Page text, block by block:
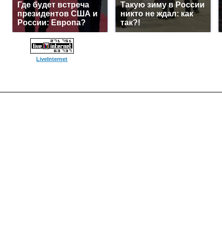
Где будет встреча
президентов США и
России: Европа?
Такую зиму в России
никто не ждал: как
так?!
LiveInternet